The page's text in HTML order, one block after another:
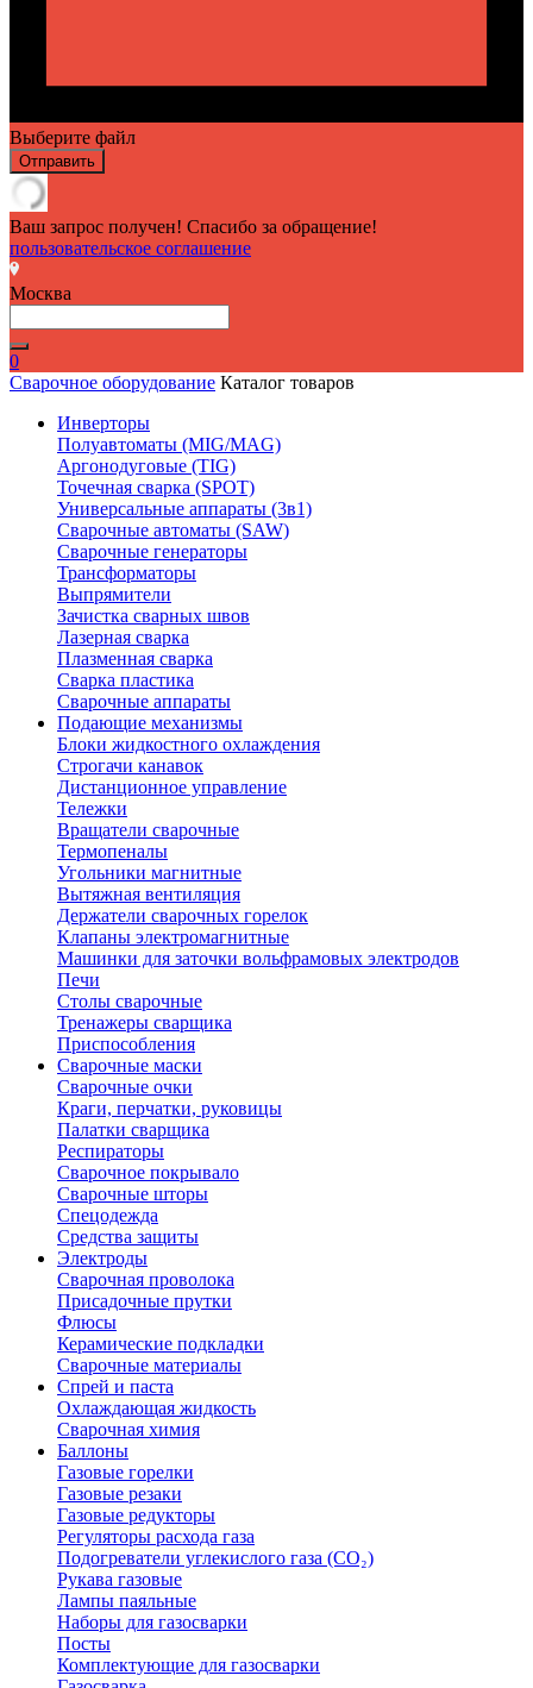
Выберите файл
Отправить
Ваш запрос получен! Спасибо за обращение!
пользовательское соглашение
Москва
0
Сварочное оборудование Каталог товаров
Инверторы
Полуавтоматы (MIG/MAG)
Аргонодуговые (TIG)
Точечная сварка (SPOT)
Универсальные аппараты (3в1)
Сварочные автоматы (SAW)
Сварочные генераторы
Трансформаторы
Выпрямители
Зачистка сварных швов
Лазерная сварка
Плазменная сварка
Сварка пластика
Сварочные аппараты
Подающие механизмы
Блоки жидкостного охлаждения
Строгачи канавок
Дистанционное управление
Тележки
Вращатели сварочные
Термопеналы
Угольники магнитные
Вытяжная вентиляция
Держатели сварочных горелок
Клапаны электромагнитные
Машинки для заточки вольфрамовых электродов
Печи
Столы сварочные
Тренажеры сварщика
Приспособления
Сварочные маски
Сварочные очки
Краги, перчатки, руковицы
Палатки сварщика
Респираторы
Сварочное покрывало
Сварочные шторы
Спецодежда
Средства защиты
Электроды
Сварочная проволока
Присадочные прутки
Флюсы
Керамические подкладки
Сварочные материалы
Спрей и паста
Охлаждающая жидкость
Сварочная химия
Баллоны
Газовые горелки
Газовые резаки
Газовые редукторы
Регуляторы расхода газа
Подогреватели углекислого газа (CO₂)
Рукава газовые
Лампы паяльные
Наборы для газосварки
Посты
Комплектующие для газосварки